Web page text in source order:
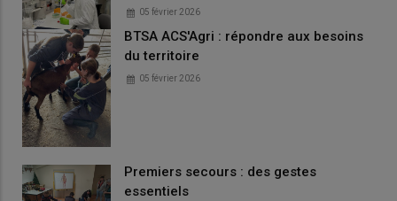
05 février 2026
BTSA ACS'Agri : répondre aux besoins
du territoire
05 février 2026
Premiers secours : des gestes
essentiels